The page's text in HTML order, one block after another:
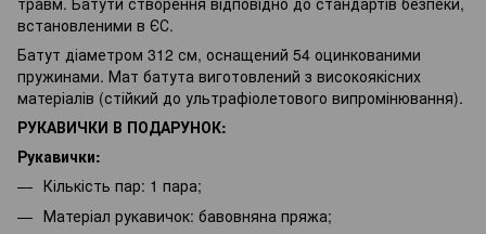
встановленими в ЄС.
Батут діаметром 312 см, оснащений 54 оцинкованими
пружинами. Мат батута виготовлений з високоякісних
матеріалів (стійкий до ультрафіолетового випромінювання).
РУКАВИЧКИ В ПОДАРУНОК:
Рукавички:
Кількість пар: 1 пара;
Матеріал рукавичок: бавовняна пряжа;